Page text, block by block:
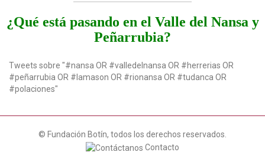
¿Qué está pasando en el Valle del Nansa y
Peñarrubia?
Tweets sobre "#nansa OR #valledelnansa OR #herrerias OR
#peñarrubia OR #lamason OR #rionansa OR #tudanca OR
#polaciones"
© Fundación Botín, todos los derechos reservados.
Contacto